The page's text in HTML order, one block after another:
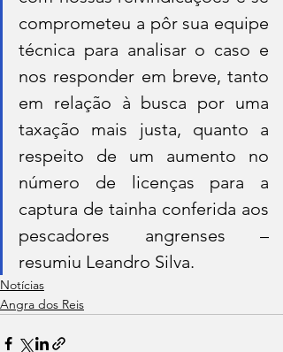
comprometeu a pôr sua equipe
técnica para analisar o caso e
nos responder em breve, tanto
em relação à busca por uma
taxação mais justa, quanto a
respeito de um aumento no
número de licenças para a
captura de tainha conferida aos
pescadores angrenses –
resumiu Leandro Silva.
Notícias
Angra dos Reis